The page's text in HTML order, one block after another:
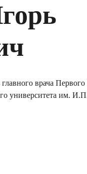
врача
университета им.